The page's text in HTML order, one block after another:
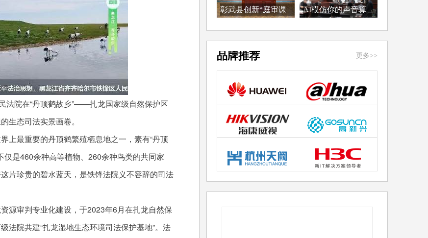
法院在“丹顶鹤故乡”——扎龙国家级自然保护区
生态司法实景画卷。
上最重要的丹顶鹤繁殖栖息地之一，素有“丹顶
是460余种高等植物、260余种鸟类的共同家
片珍贵的碧水蓝天，是铁锋法院义不容辞的司法
源审判专业化建设，于2023年6月在扎龙自然保
法院共建“扎龙湿地生态环境司法保护基地”。法
彰武县创新“庭审课
AI模仿你的声音算
品牌推荐 更多>>